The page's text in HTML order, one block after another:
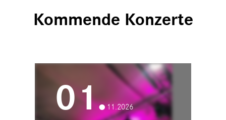
Kommende Konzerte
01.11.2026